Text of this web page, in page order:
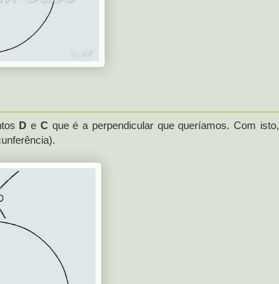
D e Cque é a perpendicular que queríamos. Com isto,